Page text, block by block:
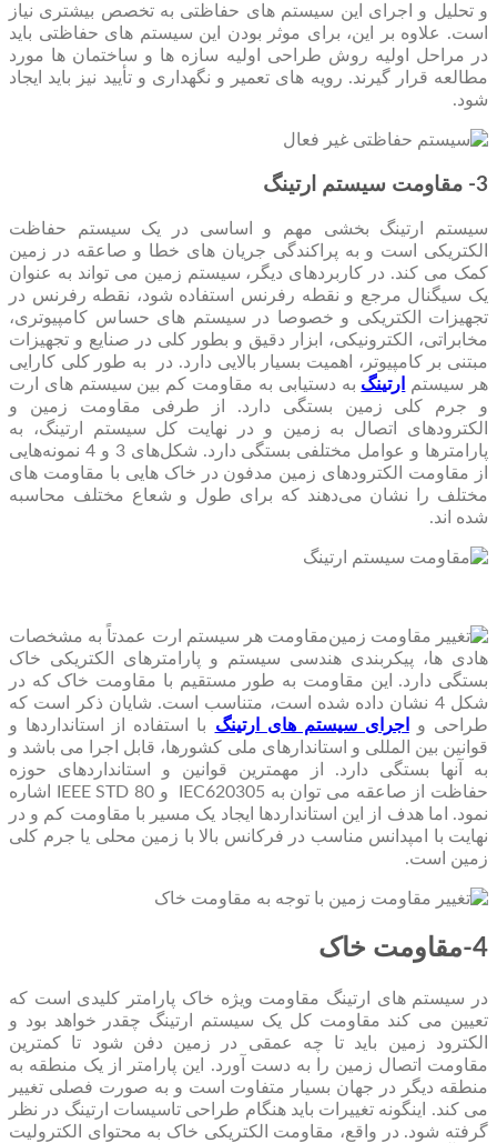
و تحلیل و اجرای این سیستم های حفاظتی به تخصص بیشتری نیاز
است. علاوه بر این، برای موثر بودن این سیستم های حفاظتی باید
در مراحل اولیه روش طراحی اولیه سازه ها و ساختمان ها مورد
مطالعه قرار گیرند. رویه های تعمیر و نگهداری و تأیید نیز باید ایجاد
شود.
3- مقاومت سیستم ارتینگ
سیستم ارتینگ بخشی مهم و اساسی در یک سیستم حفاظت
الکتریکی است و به پراکندگی جریان های خطا و صاعقه در زمین
کمک می کند. در کاربردهای دیگر، سیستم زمین می تواند به عنوان
یک سیگنال مرجع و نقطه رفرنس استفاده شود، نقطه رفرنس در
تجهیزات الکتریکی و خصوصا در سیستم های حساس کامپیوتری،
مخابراتی، الکترونیکی، ابزار دقیق و بطور کلی در صنایع و تجهیزات
مبتنی بر کامپیوتر، اهمیت بسیار بالایی دارد. در به طور کلی کارایی
هر سیستم
ارتینگ به دستیابی به مقاومت کم بین سیستم های ارت
و جرم کلی زمین بستگی دارد. از طرفی مقاومت زمین و
الکترودهای اتصال به زمین و در نهایت کل سیستم ارتینگ، به
پارامترها و عوامل مختلفی بستگی دارد. شکل‌های 3 و 4 نمونه‌هایی
از مقاومت الکترودهای زمین مدفون در خاک‌ هایی با مقاومت ‌های
مختلف را نشان می‌دهند که برای طول و شعاع مختلف محاسبه
شده‌ اند.
مقاومت هر سیستم ارت عمدتاً به مشخصات
هادی ها، پیکربندی هندسی سیستم و پارامترهای الکتریکی خاک
بستگی دارد. این مقاومت به طور مستقیم با مقاومت خاک که در
شکل 4 نشان داده شده است، متناسب است. شایان ذکر است که
طراحی و
اجرای سیستم های ارتینگ با استفاده از استانداردها و
قوانین بین المللی و استاندارهای ملی کشورها، قابل اجرا می باشد و
به آنها بستگی دارد. از مهمترین قوانین و استانداردهای حوزه
حفاظت از صاعقه می توان به IEC620305 و IEEE STD 80 اشاره
نمود. اما هدف از این استانداردها ایجاد یک مسیر با مقاومت کم و در
نهایت با امپدانس مناسب در فرکانس بالا با زمین محلی یا جرم کلی
زمین است.
4-مقاومت خاک
در سیستم های ارتینگ مقاومت ویژه خاک پارامتر کلیدی است که
تعیین می کند مقاومت کل یک سیستم ارتینگ چقدر خواهد بود و
الکترود زمین باید تا چه عمقی در زمین دفن شود تا کمترین
مقاومت اتصال زمین را به دست آورد. این پارامتر از یک منطقه به
منطقه دیگر در جهان بسیار متفاوت است و به صورت فصلی تغییر
می کند. اینگونه تغییرات باید هنگام طراحی تاسیسات ارتینگ در نظر
گرفته شود. در واقع، مقاومت الکتریکی خاک به محتوای الکترولیت